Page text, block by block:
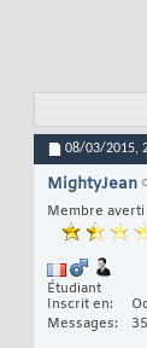
08/03/2015,
MightyJean
Membre averti
Étudiant
Inscrit en
Messages
35